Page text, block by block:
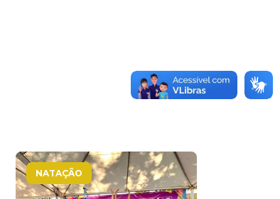
NATAÇÃO